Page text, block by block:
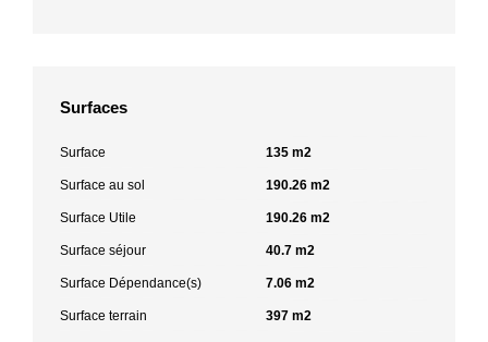
Surfaces
Surface 135 m2
Surface au sol 190.26 m2
Surface Utile 190.26 m2
Surface séjour 40.7 m2
Surface Dépendance(s) 7.06 m2
Surface terrain 397 m2